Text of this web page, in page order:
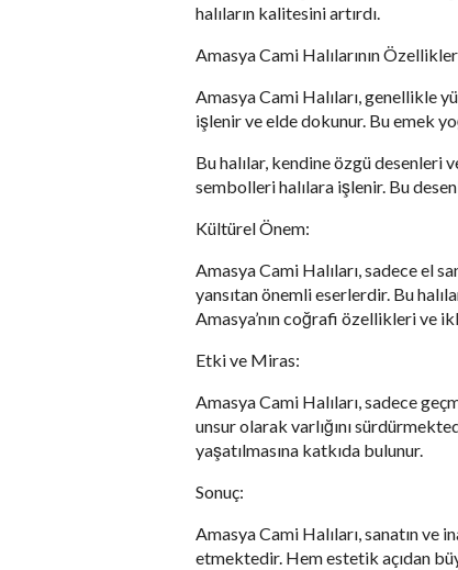
halıların kalitesini artırdı.
Amasya Cami Halılarının
Amasya Cami Halıları, genellikle
işlenir ve elde dokunur. Bu emek
Bu halılar, kendine özgü desenleri
sembolleri halılara işlenir. Bu
Kültürel Önem:
Amasya Cami Halıları, sadece el
yansıtan önemli eserlerdir. Bu
Amasya’nın coğrafi özellikleri ve
Etki ve Miras:
Amasya Cami Halıları, sadece
unsur olarak varlığını
yaşatılmasına katkıda bulunur.
Sonuç:
Amasya Cami Halıları, sanatın
etmektedir. Hem estetik açıdan